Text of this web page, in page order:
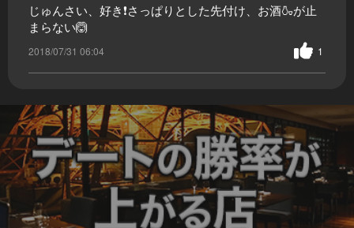
じゅんさい、好き❗さっぱりとした先付け、お酒🍶が止
まらない🙆
2018/07/31 06:04 1